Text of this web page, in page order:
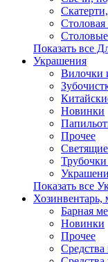
Столовая
Показать все
Украшения
Вилочки
Новинки
Прочее
Показать все
Хозинвентарь,
Барная
Новинки
Прочее